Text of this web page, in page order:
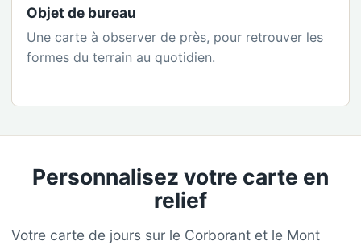
Objet de bureau
Une carte à observer de près, pour retrouver les
formes du terrain au quotidien.
Personnalisez votre carte en
relief
Votre carte de jours sur le Corborant et le Mont